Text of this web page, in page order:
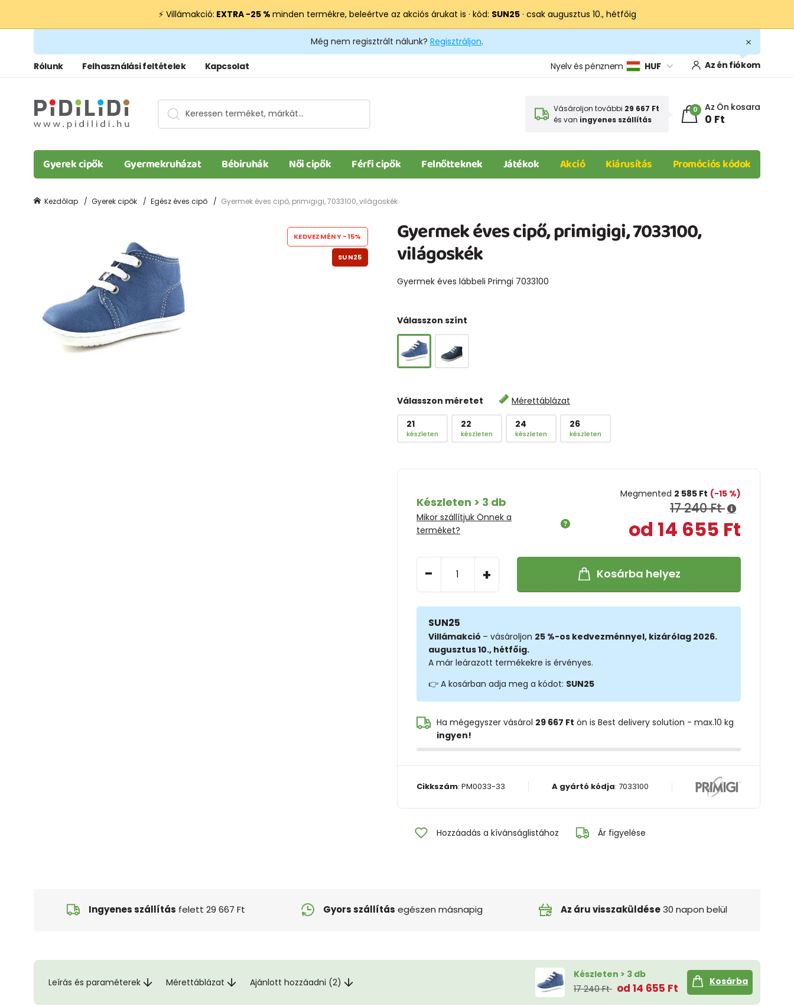
⚡ Villámakció: EXTRA −25 % minden termékre, beleértve az akciós árukat is · kód: SUN25· csak augusztus 10., hétfőig
Még nem regisztrált nálunk? Regisztráljon.
Rólunk Felhasználási feltételek Kapcsolat Nyelv és pénznem HUF Az én fiókom
Vásároljon további 29 667 Ft
és van ingyenes szállítás
0 Az Ön kosara
0 Ft
Gyerek cipők Gyermekruházat Bébiruhák Női cipők Férfi cipők Felnőtteknek Játékok Akció Kiárusítás Promóciós kódok
Kezdõlap Gyerek cipők Egész éves cipő Gyermek éves cipő, primigigi, 7033100, világoskék
Gyermek éves cipő, primigigi, 7033100,
világoskék
Gyermek éves lábbeli Primgi 7033100
Válasszon színt
Válasszon méretet
Mérettáblázat
21
készleten
22
készleten
24
készleten
26
készleten
Készleten > 3 db
Mikor szállítjuk Önnek a
terméket?
Megmented 2 585 Ft (-15 %)
17 240 Ft
od 14 655 Ft
- + Kosárba helyez
SUN25
Villámakció – vásároljon 25 %-os kedvezménnyel, kizárólag 2026.
augusztus 10., hétfőig.
A már leárazott termékekre is érvényes.
👉 A kosárban adja meg a kódot: SUN25
Ha mégegyszer vásárol 29 667 Ft ön is Best delivery solution - max.10 kg
ingyen!
Cikkszám: PM0033-33 A gyártó kódja: 7033100
Hozzáadás a kívánságlistához Ár figyelése
KEDVEZMÉNY-15%
SUN25
Ingyenes szállítás felett 29 667 Ft Gyors szállítás egészen másnapig Az áru visszaküldése30 napon belül
Leírás és paraméterek Mérettáblázat Ajánlott hozzáadni (2)
Készleten > 3 db
17 240 Ft od 14 655 Ft
Kosárba